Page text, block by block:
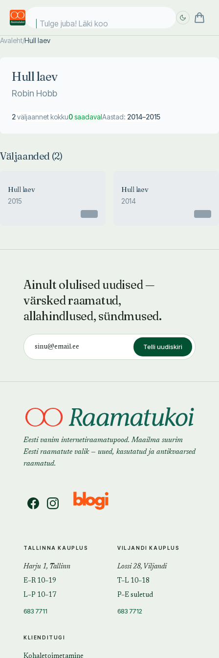
Tulge juba! Läki kool
Avaleht/Hull laev
Hull laev
Robin Hobb
2väljaannet kokku0saadavalAastad: 2014–2015
Väljaanded (2)
Hull laev
2015
Hull laev
2014
Ainult olulised uudised —
värsked raamatud,
allahindlused, sündmused.
Telli uudiskiri
Eesti vanim internetiraamatupood. Maailma suurim
Eesti raamatute valik — uued, kasutatud ja antikvaarsed
raamatud.
KLIENDITUGI
TALLINNA KAUPLUS
Harju 1, Tallinn
E–R 10–19
L–P 10–17
683 7711
VILJANDI KAUPLUS
Lossi 28, Viljandi
T–L 10–18
P–E suletud
683 7712